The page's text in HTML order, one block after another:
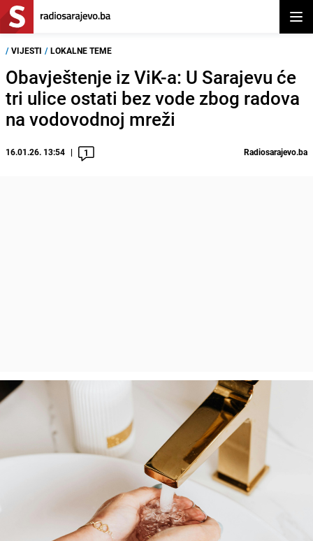
/ VIJESTI / LOKALNE TEME
Obavještenje iz ViK-a: U Sarajevu će
tri ulice ostati bez vode zbog radova
na vodovodnoj mreži
16.01.26. 13:54 1 Radiosarajevo.ba